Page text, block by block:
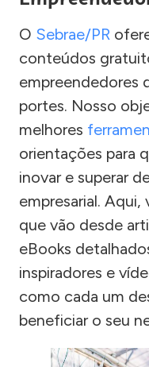
O Sebrae/PR
conteúdos
empreendedores
portes. Nosso
melhores
orientações para
inovar e superar
empresarial.
que vão desde
eBooks
inspiradores e
como cada um
beneficiar o seu